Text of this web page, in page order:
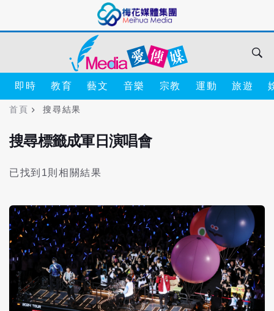
即時 教育 藝文 音樂 宗教 運動 旅遊
首頁 搜尋結果
搜尋標籤成軍日演唱會
已找到1則相關結果